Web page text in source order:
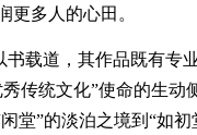
更多人的心田。
书载道，其作品既有专
传统文化”使命的生动
堂”的淡泊之境到“如